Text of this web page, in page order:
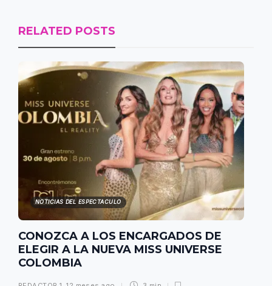
RELATED POSTS
NOTICIAS DEL ESPECTACULO
CONOZCA A LOS ENCARGADOS DE
ELEGIR A LA NUEVA MISS UNIVERSE
COLOMBIA